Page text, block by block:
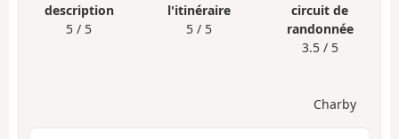
description
5 / 5
l'itinéraire
5 / 5
circuit de
randonnée
3.5 / 5
Charby